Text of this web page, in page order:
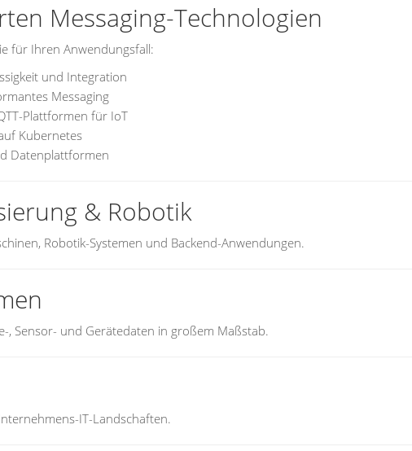
Messaging-Technologien
für Ihren Anwendungsfall:
und Integration
Messaging
Plattformen für IoT
Kubernetes
Datenplattformen
& Robotik
Robotik-Systemen und Backend-Anwendungen.
, Sensor- und Gerätedaten in großem Maßstab.
IT-Landschaften.